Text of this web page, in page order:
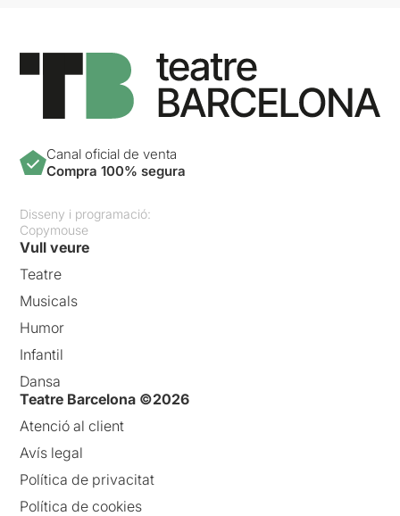
Canal oficial de venta
Compra 100% segura
Disseny i programació:
Copymouse
Vull veure
Teatre
Musicals
Humor
Infantil
Dansa
Teatre Barcelona ©2026
Atenció al client
Avís legal
Política de privacitat
Política de cookies